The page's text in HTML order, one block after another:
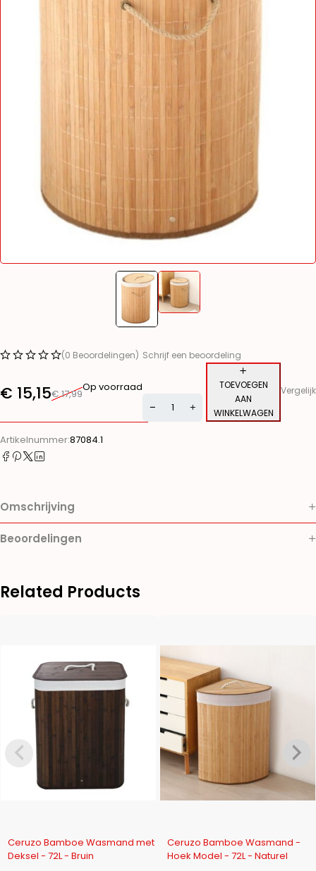
(0 Beoordelingen) Schrijf een beoordeling
€17,99
€ 15,15 Op voorraad
TOEVOEGEN
AAN
WINKELWAGEN
Vergelijk
Artikelnummer:87084.1
Omschrijving
Beoordelingen
Related Products
-8%
Ceruzo Bamboe Wasmand met
Deksel - 72L - Bruin
-12%
Ceruzo Bamboe Wasmand -
Hoek Model - 72L - Naturel